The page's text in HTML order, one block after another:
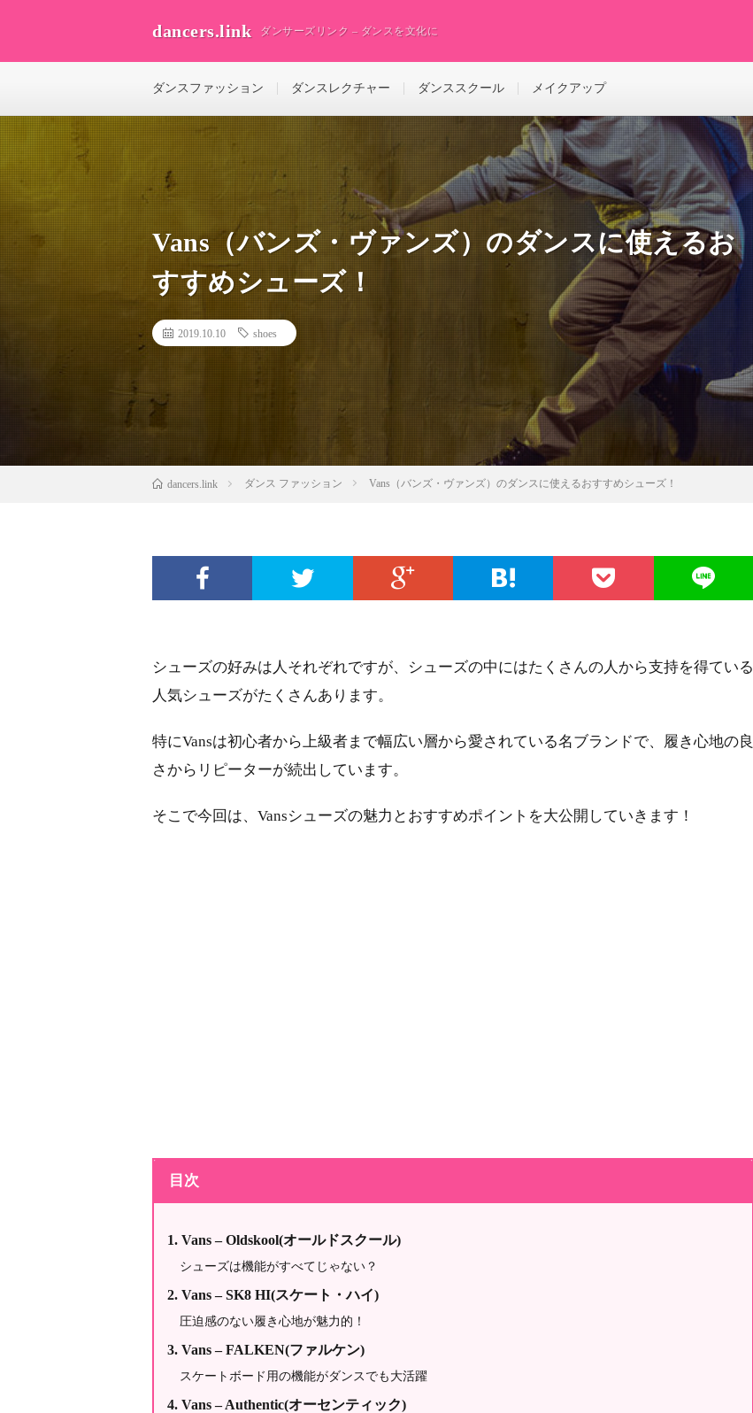
dancers.link ダンサーズリンク – ダンスを文化に
ダンスファッション ダンスレクチャー ダンススクール メイクアップ
Vans（バンズ・ヴァンズ）のダンスに使えるお
すすめシューズ！
2019.10.10 shoes
dancers.link ダンス ファッション Vans（バンズ・ヴァンズ）のダンスに使えるおすすめシューズ！
シューズの好みは人それぞれですが、シューズの中にはたくさんの人から支持を得ている
人気シューズがたくさんあります。
特にVansは初心者から上級者まで幅広い層から愛されている名ブランドで、履き心地の良
さからリピーターが続出しています。
そこで今回は、Vansシューズの魅力とおすすめポイントを大公開していきます！
目次
Vans – Oldskool(オールドスクール)
シューズは機能がすべてじゃない？
Vans – SK8 HI(スケート・ハイ)
圧迫感のない履き心地が魅力的！
Vans – FALKEN(ファルケン)
スケートボード用の機能がダンスでも大活躍
Vans – Authentic(オーセンティック)